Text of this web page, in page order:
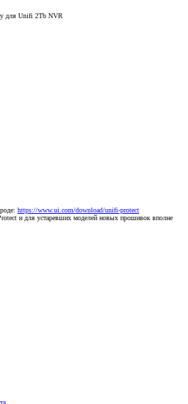
для Unifi 2Tb NVR
https://www.ui.com/download/unifi-protect
и для устаревших моделей новых прошивок вполне